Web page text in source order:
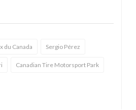
du Canada Sergio Pérez
Canadian Tire Motorsport Park